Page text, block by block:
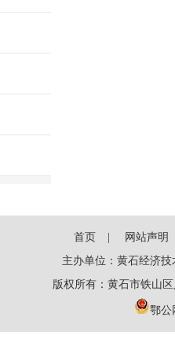
首页
网站声明
主办单位：黄石经济
版权所有：黄石市铁山
鄂公